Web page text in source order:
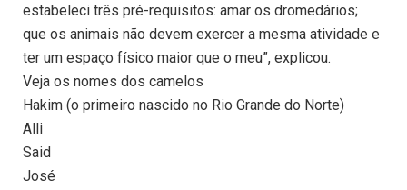
estabeleci três pré-requisitos: amar os dromedários;
que os animais não devem exercer a mesma atividade e
ter um espaço físico maior que o meu”, explicou.
Veja os nomes dos camelos
Hakim (o primeiro nascido no Rio Grande do Norte)
Alli
Said
José